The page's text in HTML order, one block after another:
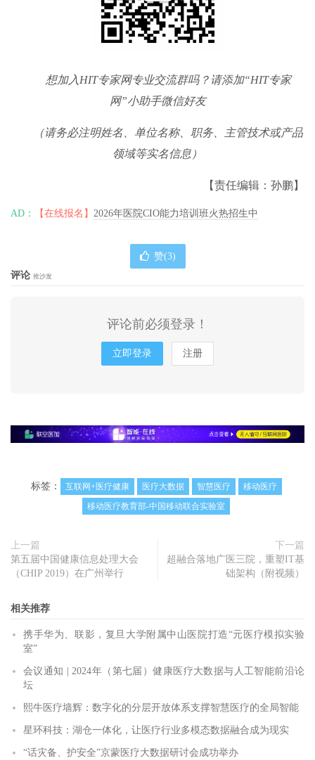
想加入HIT专家网专业交流群吗？请添加“HIT专家
网”小助手微信好友
（请务必注明姓名、单位名称、职务、主管技术或产品
领域等实名信息）
【责任编辑：孙鹏】
AD： 【在线报名】 2026年医院CIO能力培训班火热招生中
赞(3)
评论 抢沙发
评论前必须登录！
立即登录 注册
标签： 互联网+医疗健康 医疗大数据 智慧医疗
移动医疗
移动医疗教育部-中国移动联合实验室
上一篇
第五届中国健康信息处理大会
（CHIP 2019）在广州举行
下一篇
超融合落地广医三院，重塑IT基
础架构（附视频）
相关推荐
携手华为、联影，复旦大学附属中山医院打造“元医疗模拟实验
室”
会议通知 | 2024年（第七届）健康医疗大数据与人工智能前沿论
坛
熙牛医疗墙辉：数字化的分层开放体系支撑智慧医疗的全局智能
星环科技：湖仓一体化，让医疗行业多模态数据融合成为现实
“话灾备、护安全”京蒙医疗大数据研讨会成功举办